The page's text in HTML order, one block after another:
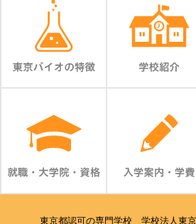
東京都認可の専門学校 学校法人東